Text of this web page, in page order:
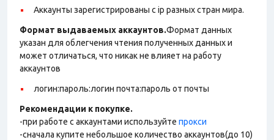
Аккаунты зарегистрированы с ip разных стран мира.
Формат выдаваемых аккаунтов.Формат данных
указан для облегчения чтения полученных данных и
может отличаться, что никак не влияет на работу
аккаунтов
логин:пароль:логин почта:пароль от почты
Рекомендации к покупке.
-при работе с аккаунтами используйте прокси
-сначала купите небольшое количество аккаунтов(до 10)